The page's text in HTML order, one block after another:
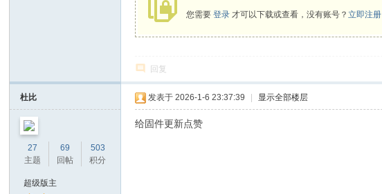
您需要登录 才可以下载或查看，没有账号？立即注册
回复
杜比
27
主题
69
回帖
503
积分
超级版主
发表于 2026-1-6 23:37:39 显示全部楼层
给固件更新点赞